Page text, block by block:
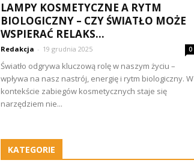
LAMPY KOSMETYCZNE A RYTM
BIOLOGICZNY – CZY ŚWIATŁO MOŻE
WSPIERAĆ RELAKS...
Redakcja - 19 grudnia 2025 0
Światło odgrywa kluczową rolę w naszym życiu –
wpływa na nasz nastrój, energię i rytm biologiczny. W
kontekście zabiegów kosmetycznych staje się
narzędziem nie...
KATEGORIE